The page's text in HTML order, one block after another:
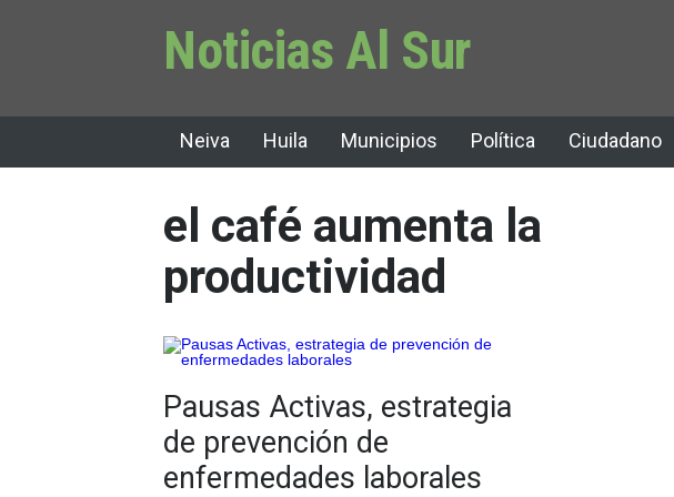
Noticias Al Sur
Neiva Huila Municipios Política Ciudadano
el café aumenta la
productividad
Pausas Activas, estrategia
de prevención de
enfermedades laborales